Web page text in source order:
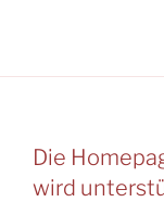
Die
wird